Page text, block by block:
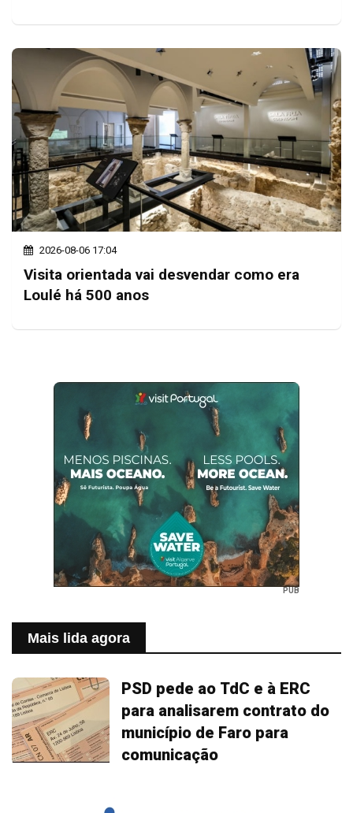
2026-08-06 17:04
Visita orientada vai desvendar como era
Loulé há 500 anos
PUB
Mais lida agora
PSD pede ao TdC e à ERC
para analisarem contrato do
município de Faro para
comunicação